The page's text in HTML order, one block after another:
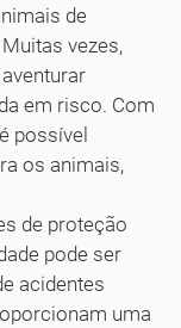
de
vezes,
em risco. Com
possível
os animais,
de proteção
pode ser
acidentes
uma